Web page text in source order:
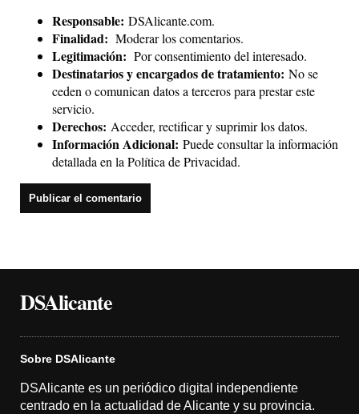
Responsable: DSAlicante.com.
Finalidad: Moderar los comentarios.
Legitimación: Por consentimiento del interesado.
Destinatarios y encargados de tratamiento: No se
ceden o comunican datos a terceros para prestar este
servicio.
Derechos: Acceder, rectificar y suprimir los datos.
Información Adicional: Puede consultar la información
detallada en laPolítica de Privacidad.
DSAlicante
Sobre DSAlicante
DSAlicante es un periódico digital independiente
centrado en la actualidad de Alicante y su provincia.